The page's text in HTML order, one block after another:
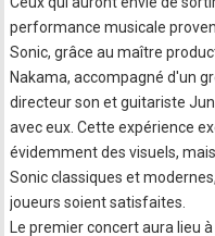
performance musicale
Sonic, grâce au maître
Nakama, accompagné d'un
directeur son et guitariste
avec eux. Cette expérience
évidemment des visuels,
Sonic classiques et
joueurs soient satisfaites.
Le premier concert aura lieu